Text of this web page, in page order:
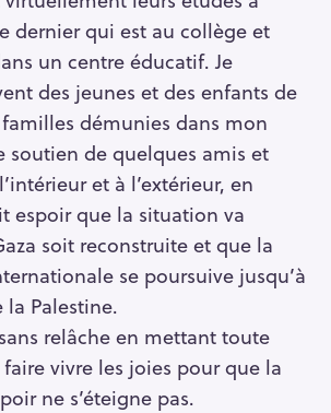
dernier qui est au collège et
un centre éducatif. Je
des jeunes et des enfants de
démunies dans mon
soutien de quelques amis et
et à l’extérieur, en
espoir que la situation va
soit reconstruite et que la
se poursuive jusqu’à
Palestine.
relâche en mettant toute
vivre les joies pour que la
ne s’éteigne pas.